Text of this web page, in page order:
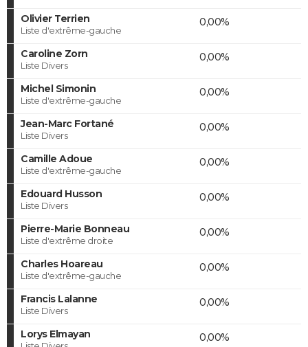
Olivier Terrien
Liste d'extrême-gauche
0,00%
Caroline Zorn
Liste Divers
0,00%
Michel Simonin
Liste d'extrême-gauche
0,00%
Jean-Marc Fortané
Liste Divers
0,00%
Camille Adoue
Liste d'extrême-gauche
0,00%
Edouard Husson
Liste Divers
0,00%
Pierre-Marie Bonneau
Liste d'extrême droite
0,00%
Charles Hoareau
Liste d'extrême-gauche
0,00%
Francis Lalanne
Liste Divers
0,00%
Lorys Elmayan 0,00%